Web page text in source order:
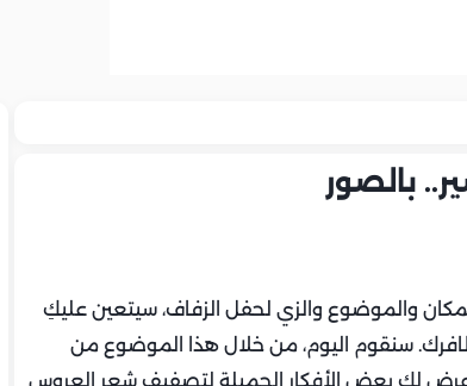
بالصور
والموضوع والزي لحفل الزفاف، سيتعين عليكِ
سنقوم اليوم، من خلال هذا الموضوع من
لكِ بعض الأفكار الجميلة لتصفيف شعر العروس